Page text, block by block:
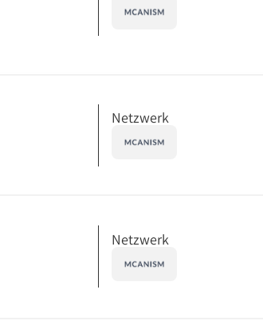
Netzwerk
Netzwerk